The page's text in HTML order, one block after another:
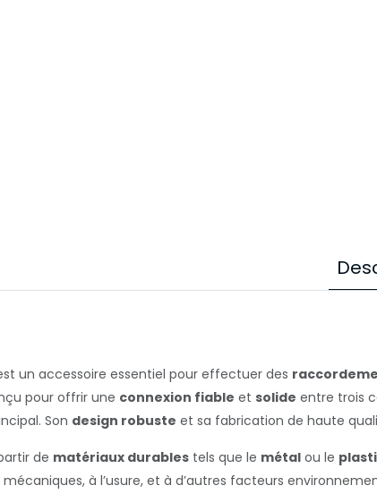
un accessoire essentiel pour effectuer des
pour offrir une connexion fiable et solide entre trois
Son design robuste et sa fabrication de haute
de matériaux durables tels que le métal ou le
à l’usure, et à d’autres facteurs